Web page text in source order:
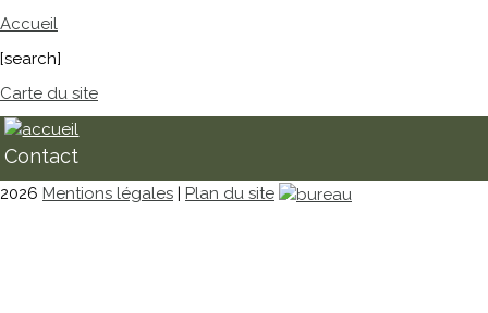
Accueil
[search]
Carte du site
Contact
2026 Mentions légales | Plan du site